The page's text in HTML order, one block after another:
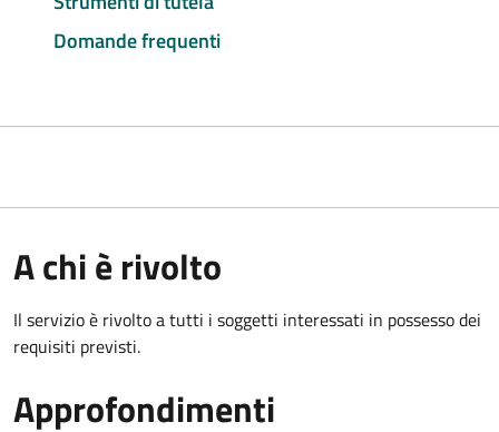
Domande frequenti
A chi è rivolto
Il servizio è rivolto a tutti i soggetti interessati in possesso dei
requisiti previsti.
Approfondimenti